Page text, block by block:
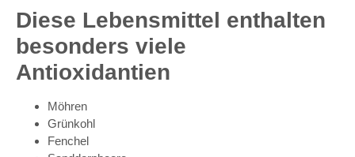
Diese Lebensmittel enthalten
besonders viele
Antioxidantien
Möhren
Grünkohl
Fenchel